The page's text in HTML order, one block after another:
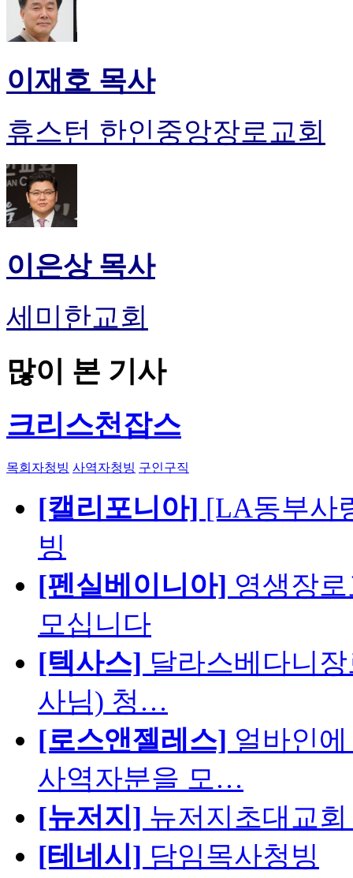
이재호 목사
휴스턴 한인중앙장로교회
이은상 목사
세미한교회
많이 본 기사
크리스천잡스
목회자청빙 사역자청빙 구인구직
[캘리포니아] [LA동부사
빙
[펜실베이니아] 영생장
모십니다
[텍사스] 달라스베다니
사님) 청…
[로스앤젤레스] 얼바인
사역자분을 모…
[뉴저지] 뉴저지초대교
[테네시] 담임목사청빙